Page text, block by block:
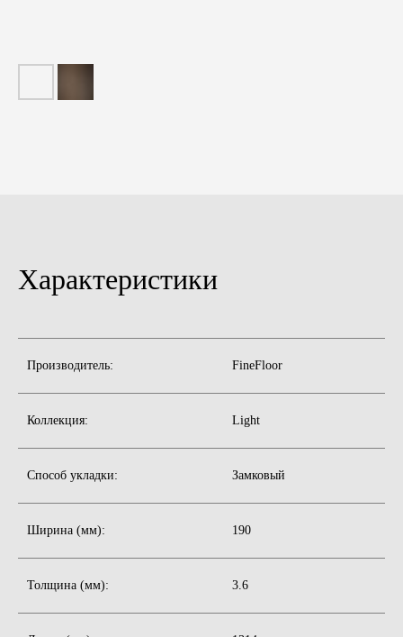
Характеристики
Производитель: FineFloor
Коллекция: Light
Способ укладки: Замковый
Ширина (мм): 190
Толщина (мм): 3.6